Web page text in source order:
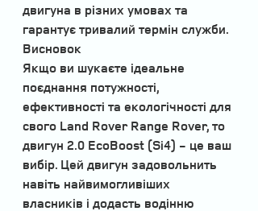
двигуна в різних умовах та
гарантує тривалий термін служби.
Висновок
Якщо ви шукаєте ідеальне
поєднання потужності,
ефективності та екологічності для
свого Land Rover Range Rover, то
двигун 2.0 EcoBoost (Si4) - це ваш
вибір. Цей двигун задовольнить
навіть найвимогливіших
власників і додасть водінню